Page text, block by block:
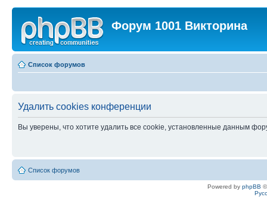
Форум 1001 Викторина
Список форумов
Удалить cookies конференции
Вы уверены, что хотите удалить все cookie, установленные данным
Список форумов
Powered by phpBB